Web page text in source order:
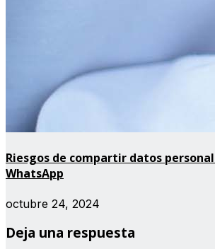
Riesgos de compartir datos
WhatsApp
octubre 24, 2024
Deja una respuesta